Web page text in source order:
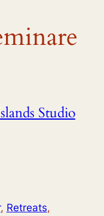
Studio
, Retreats